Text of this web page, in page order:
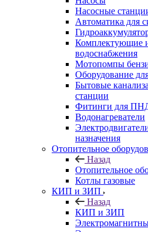
Насосные
Автоматика для
Комплектующие
водоснабжения
Мотопомпы
Оборудование
Бытовые
станции
Фитинги для
Водонагреватели
назначения
Отопительное
Назад
Отопительное
Котлы газовые
КИП и ЗИП
Назад
КИП и ЗИП